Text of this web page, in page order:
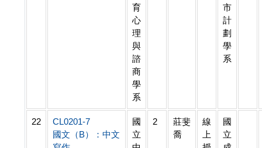
育
心
理
與
諮
商
學
系
市
計
劃
學
系
22
CL0201-7
國文（B）：中文
國
立
2
莊斐
喬
線
上
國
立